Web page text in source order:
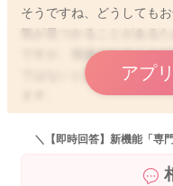
そうですね、どうしても
気が見つかることがある
ですが、指摘されること
ではないと思いますから
ママさんの体格に見合わ
臨月に近づくにつれて、
アプ
＼【即時回答】新機能「専